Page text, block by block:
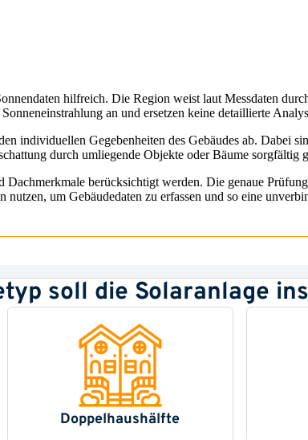
hilfreich. Die Region weist laut Messdaten
an und ersetzen keine detaillierte
individuellen Gegebenheiten des Gebäudes ab. Dabei
durch umliegende Objekte oder Bäume sorgfältig
berücksichtigt werden. Die genaue
nutzen, um Gebäudedaten zu erfassen und so eine